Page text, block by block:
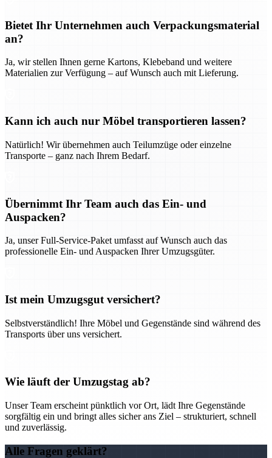
Bietet Ihr Unternehmen auch Verpackungsmaterial
an?
Ja, wir stellen Ihnen gerne Kartons, Klebeband und weitere
Materialien zur Verfügung – auf Wunsch auch mit Lieferung.
Kann ich auch nur Möbel transportieren lassen?
Natürlich! Wir übernehmen auch Teilumzüge oder einzelne
Transporte – ganz nach Ihrem Bedarf.
Übernimmt Ihr Team auch das Ein- und
Auspacken?
Ja, unser Full-Service-Paket umfasst auf Wunsch auch das
professionelle Ein- und Auspacken Ihrer Umzugsgüter.
Ist mein Umzugsgut versichert?
Selbstverständlich! Ihre Möbel und Gegenstände sind während des
Transports über uns versichert.
Wie läuft der Umzugstag ab?
Unser Team erscheint pünktlich vor Ort, lädt Ihre Gegenstände
sorgfältig ein und bringt alles sicher ans Ziel – strukturiert, schnell
und zuverlässig.
Alle Fragen geklärt?